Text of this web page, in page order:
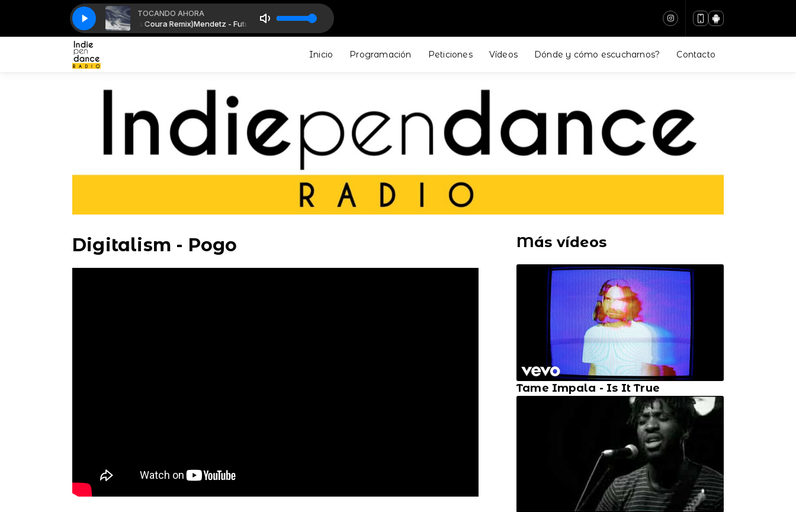
TOCANDO AHORA
- Future Sex (Amable & Marcos Coura Remix)Mendetz - Future Sex (Amable & Marcos Coura Remix)
Inicio Programación Peticiones Vídeos Dónde y cómo escucharnos? Contacto
Digitalism - Pogo Más vídeos
Tame Impala - Is It True